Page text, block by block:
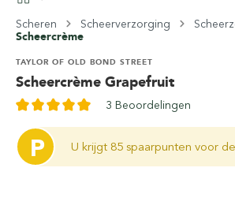
Scheren Scheerverzorging
Scheercrème
Scheercrème Grapefruit
TAYLOR OF OLD BOND STREET
3 Beoordelingen
P U krijgt 85 spaarpunten voor